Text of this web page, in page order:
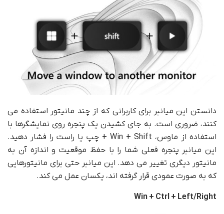
دانستن این میانبر برای کاربرانی که از چند مانیتور استفاده می
کنند، ضروری است. به جای کشیدن یک پنجره روی نمایشگرها با
استفاده از ماوس، Win + Shift + چپ یا راست را فشار دهید.
این میانبر پنجره فعلی شما را با حفظ موقعیت و اندازه آن به
مانیتور دیگری تغییر می دهد. این میانبر حتی برای مانیتورهایی
که به صورت عمودی قرار گرفته اند، یکسان عمل می کند.
Win + Ctrl + Left/Right